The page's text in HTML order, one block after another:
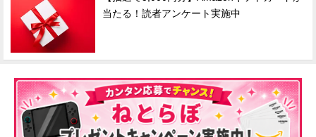
当たる！読者アンケート実施中